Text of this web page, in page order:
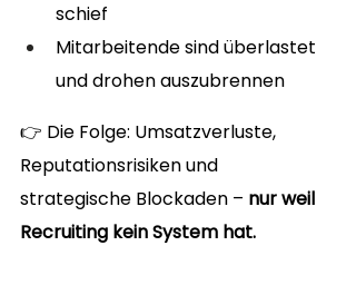
schief
Mitarbeitende sind überlastet
und drohen auszubrennen
👉 Die Folge: Umsatzverluste,
Reputationsrisiken und
strategische Blockaden – nur weil
Recruiting kein System hat.